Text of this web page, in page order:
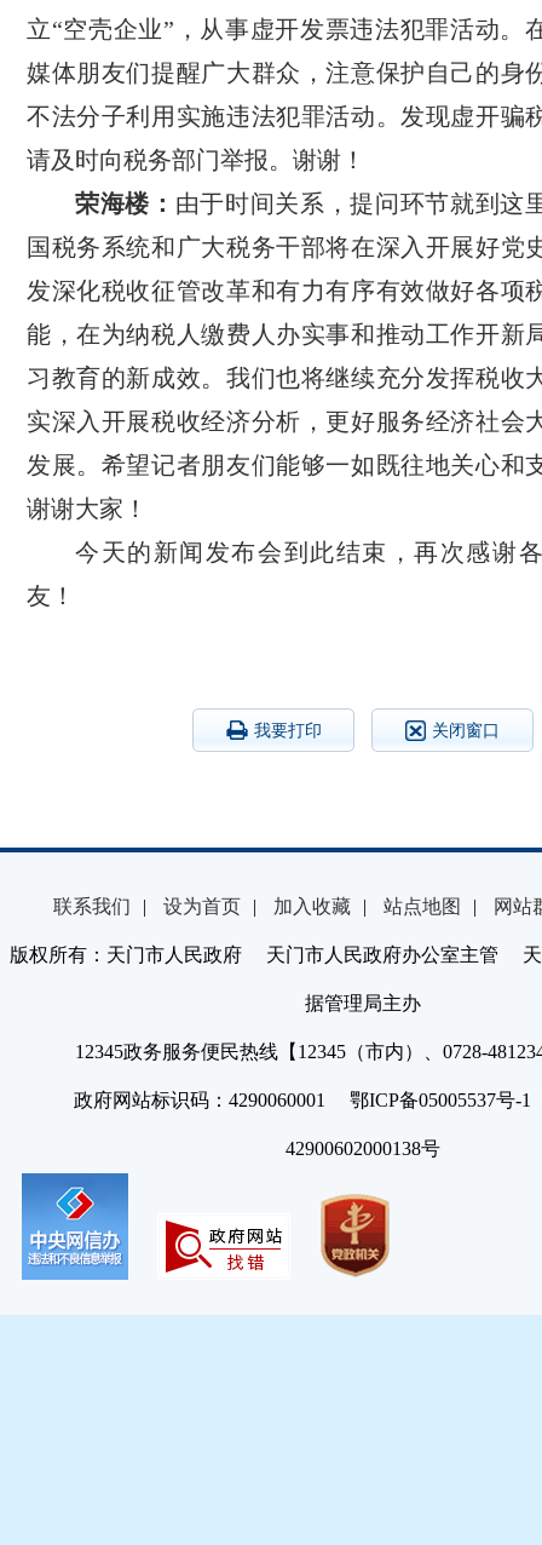
立“空壳企业”，从事虚开发票违法犯罪活动。
媒体朋友们提醒广大群众，注意保护自己的身
不法分子利用实施违法犯罪活动。发现虚开骗
请及时向税务部门举报。谢谢！
荣海楼： 由于时间关系，提问环节就到这
国税务系统和广大税务干部将在深入开展好党
发深化税收征管改革和有力有序有效做好各项
能，在为纳税人缴费人办实事和推动工作开新
习教育的新成效。我们也将继续充分发挥税收
实深入开展税收经济分析，更好服务经济社会
发展。希望记者朋友们能够一如既往地关心和
谢谢大家！
今天的新闻发布会到此结束，再次感谢
友！
我要打印 关闭窗口
联系我们 | 设为首页 | 加入收藏 | 站点地图 | 网站
版权所有：天门市人民政府 天门市人民政府办公室主管 天
据管理局主办
12345政务服务便民热线【12345（市内）、0728-
政府网站标识码：4290060001 鄂ICP备05005537号
42900602000138号